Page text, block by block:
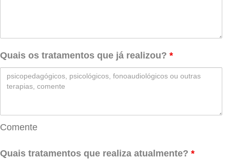
Quais os tratamentos que já realizou? *
Comente
Quais tratamentos que realiza atualmente? *